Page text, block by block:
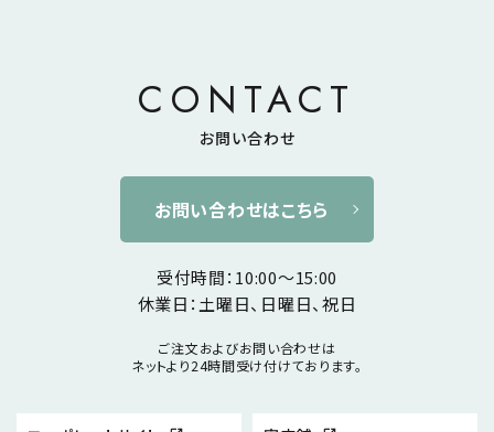
CONTACT
お問い合わせ
お問い合わせはこちら
受付時間：10:00～15:00
休業日：土曜日、日曜日、祝日
ご注文およびお問い合わせは
ネットより24時間受け付けております。